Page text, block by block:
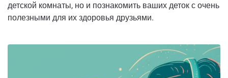
детской комнаты, но и познакомить ваших деток с очень
полезными для их здоровья друзьями.